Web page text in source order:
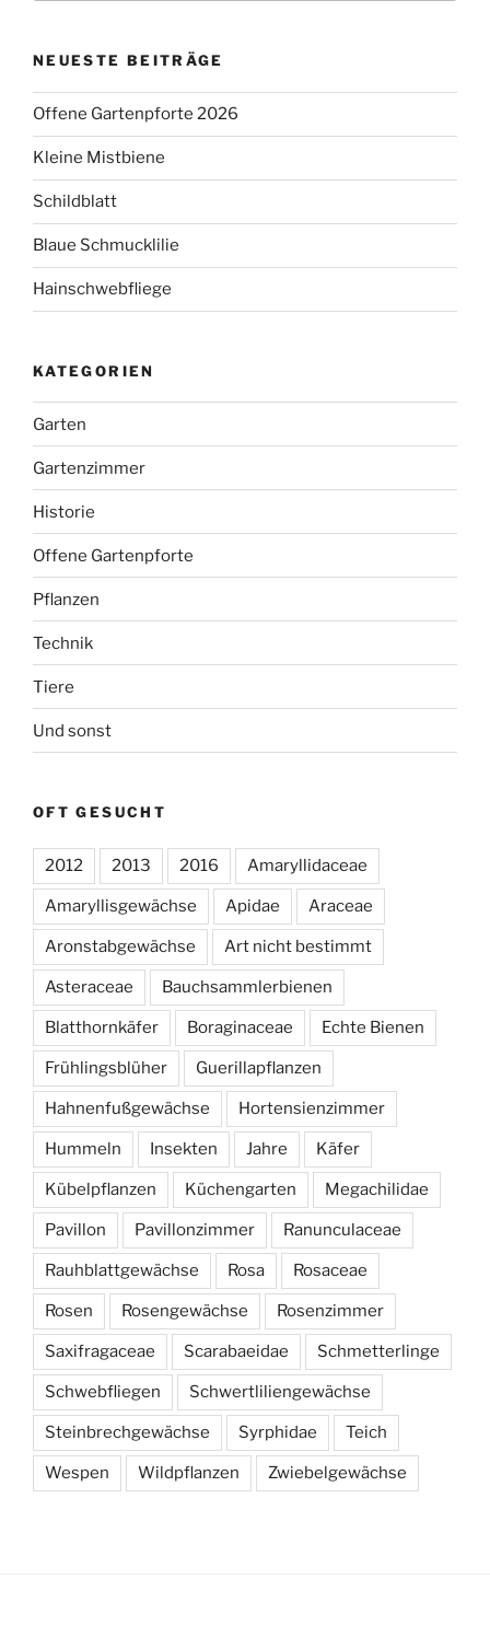
NEUESTE BEITRÄGE
Offene Gartenpforte 2026
Kleine Mistbiene
Schildblatt
Blaue Schmucklilie
Hainschwebfliege
KATEGORIEN
Garten
Gartenzimmer
Historie
Offene Gartenpforte
Pflanzen
Technik
Tiere
Und sonst
OFT GESUCHT
2012 2013 2016 Amaryllidaceae
Amaryllisgewächse Apidae Araceae
Aronstabgewächse Art nicht bestimmt
Asteraceae Bauchsammlerbienen
Blatthornkäfer Boraginaceae Echte Bienen
Frühlingsblüher Guerillapflanzen
Hahnenfußgewächse Hortensienzimmer
Hummeln Insekten Jahre Käfer
Kübelpflanzen Küchengarten Megachilidae
Pavillon Pavillonzimmer Ranunculaceae
Rauhblattgewächse Rosa Rosaceae
Rosen Rosengewächse Rosenzimmer
Saxifragaceae Scarabaeidae Schmetterlinge
Schwebfliegen Schwertliliengewächse
Steinbrechgewächse Syrphidae Teich
Wespen Wildpflanzen Zwiebelgewächse